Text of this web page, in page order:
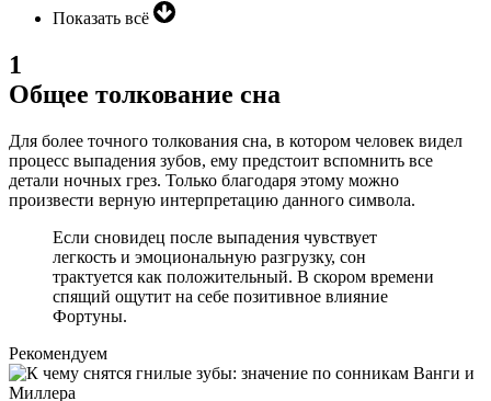
Показать всё
1
Общее толкование сна
Для более точного толкования сна, в котором человек видел
процесс выпадения зубов, ему предстоит вспомнить все
детали ночных грез. Только благодаря этому можно
произвести верную интерпретацию данного символа.
Если сновидец после выпадения чувствует
легкость и эмоциональную разгрузку, сон
трактуется как положительный. В скором времени
спящий ощутит на себе позитивное влияние
Фортуны.
Рекомендуем